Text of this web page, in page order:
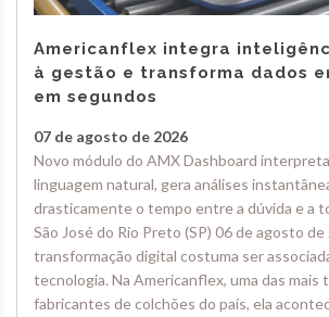
Americanflex integra
à gestão e transforma dados
em segundos
07 de agosto de 2026
Novo módulo do AMX Dashboard
linguagem natural, gera análises
drasticamente o tempo entre a dúvida e a
São José do Rio Preto (SP) 06 de agosto
transformação digital costuma ser
tecnologia. Na Americanflex, uma das mais
fabricantes de colchões do país, ela